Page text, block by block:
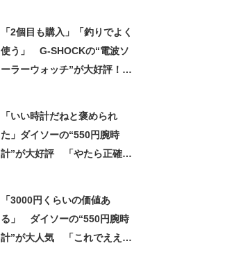
「2個目も購入」「釣りでよく
使う」 G-SHOCKの“電波ソ
ーラーウォッチ”が大好評！
「いい時計だねと褒められ
た」ダイソーの“550円腕時
計”が大好評 「やたら正確」
「3000円くらいの価値あ
る」 ダイソーの“550円腕時
計”が大人気 「これでええや